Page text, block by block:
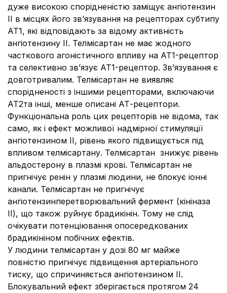
дуже високою спорідненістю заміщує ангіотензин
II в місцях його зв’язування на рецепторах субтипу
АТ1, які відповідають за відому активність
ангіотензину II. Телміcартан не має жодного
часткового агоністичного впливу на АТ1-рецептор
та селективно зв’язує АТ1-рецептор. Зв’язування є
довготривалим. Телміcартан не виявляє
спорідненості з іншими рецепторами, включаючи
АТ2та інші, менше описані АТ-рецептори.
Функціональна роль цих рецепторів не відома, так
само, як і ефект можливої надмірної стимуляції
ангіотензином II, рівень якого підвищується під
впливом телміcартану. Телмісартан знижує рівень
альдостерону в плазмі крові. Телміcартан не
пригнічує ренін у плазмі людини, не блокує іонні
канали. Телміcартан не пригнічує
ангіотензинперетворювальний фермент (кініназа
II), що також руйнує брадикінін. Тому не слід
очікувати потенціювання опосередкованих
брадикініном побічних ефектів.
У людини телміcартан у дозі 80 мг майже
повністю пригнічує підвищення артеріального
тиску, що спричиняється ангіотензином ІІ.
Блокувальний ефект зберігається протягом 24